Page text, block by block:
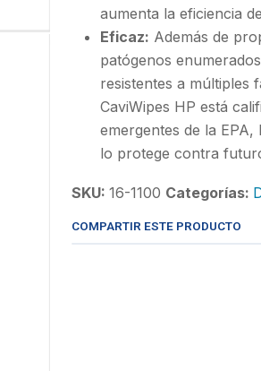
aumenta la eficiencia
Eficaz: Además de
patógenos
resistentes a múltiples
CaviWipes HP está
emergentes de la EPA,
lo protege contra
SKU: 16-1100 Categorías:
COMPARTIR ESTE PRODUCTO